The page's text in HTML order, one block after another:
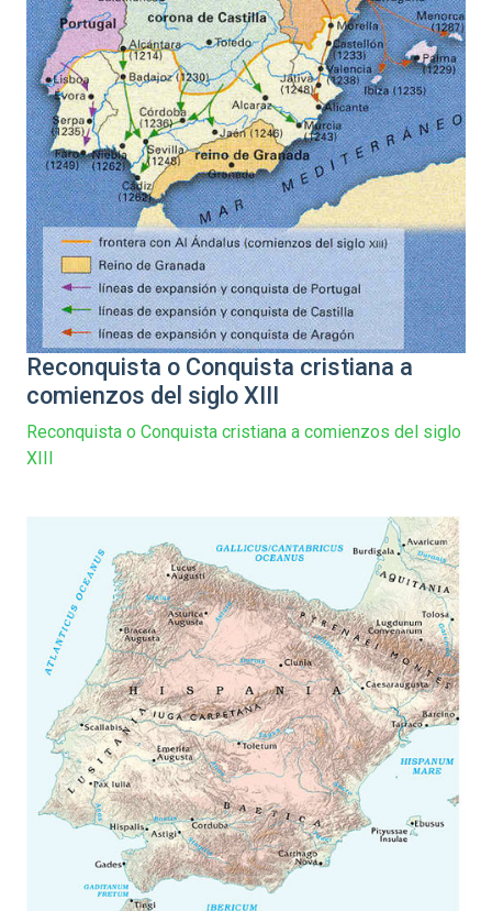
Reconquista o Conquista cristiana a
comienzos del siglo XIII
Reconquista o Conquista cristiana a comienzos del siglo
XIII